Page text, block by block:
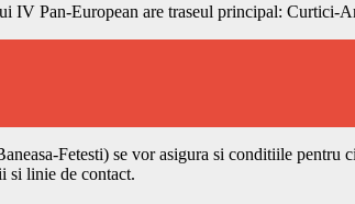
IV Pan-European are traseul principal: Curtici-
Fetesti) se vor asigura si conditiile
si linie de contact.